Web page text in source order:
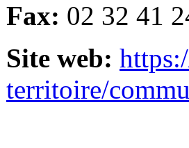
Fax: 02 32 41
Site web:
territoire/